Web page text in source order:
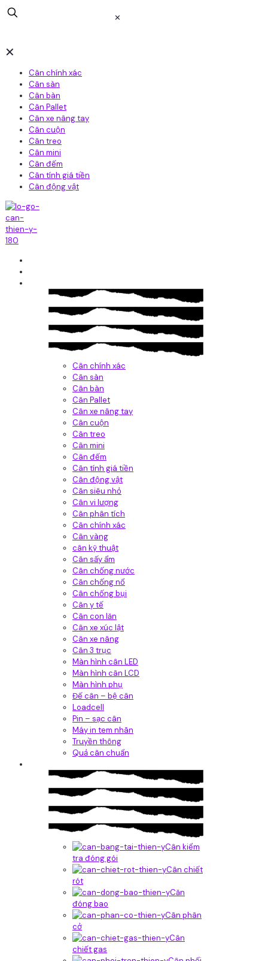
✕
✕
Cân chính xác
Cân sàn
Cân bàn
Cân Pallet
Cân xe nâng tay
Cân cuộn
Cân treo
Cân mini
Cân đếm
Cân tính giá tiền
Cân động vật
Cân chính xác
Cân sàn
Cân bàn
Cân Pallet
Cân xe nâng tay
Cân cuộn
Cân treo
Cân mini
Cân đếm
Cân tính giá tiền
Cân động vật
Cân siêu nhỏ
Cân vi lượng
Cân phân tích
Cân chính xác
Cân vàng
cân kỹ thuật
Cân sấy ẩm
Cân chống nước
Cân chống nổ
Cân chống bụi
Cân y tế
Cân con lăn
Cân xe xúc lật
Cân xe nâng
Cân 3 trục
Màn hình cân LED
Màn hình cân LCD
Màn hình phụ
Đế cân – bệ cân
Loadcell
Pin – sạc cân
Máy in tem nhãn
Truyền thông
Quả cân chuẩn
Cân kiểm
tra đóng gói
Cân chiết
rót
Căn
đóng bao
Cân phân
cở
Cân
chiết gas